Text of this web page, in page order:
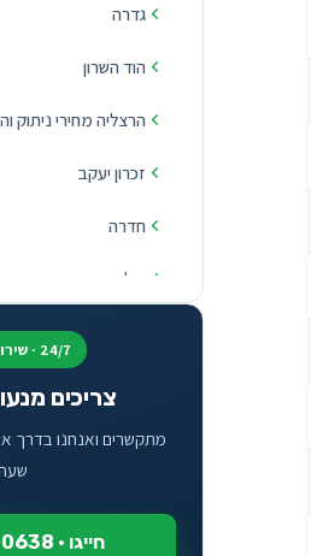
גדרה
הוד השרון
הרצליה מחירי ניתוק
זכרון יעקב
חדרה
חולון
יהוד
כפר יונה
24/7 · שירות חירום
צריכים
מתקשרים ואנחנו בדרך
חייגו · 03-556-0638